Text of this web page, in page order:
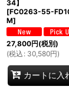
34】
[FC0263-55-
M]
27,800円(税別)
(税込 : 30,580円)
カートに入